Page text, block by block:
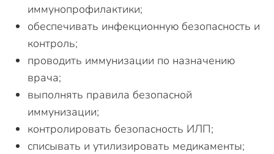
иммунопрофилактики;
обеспечивать инфекционную безопасность и
контроль;
проводить иммунизации по назначению
врача;
выполнять правила безопасной
иммунизации;
контролировать безопасность ИЛП;
списывать и утилизировать медикаменты;